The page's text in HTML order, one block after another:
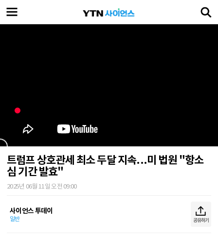
트럼프 상호관세 최소 두달 지속...미 법원 "항소
심 기간 발효"
2025년 06월 11일 오전 09:00
사이언스 투데이
일반 공유하기